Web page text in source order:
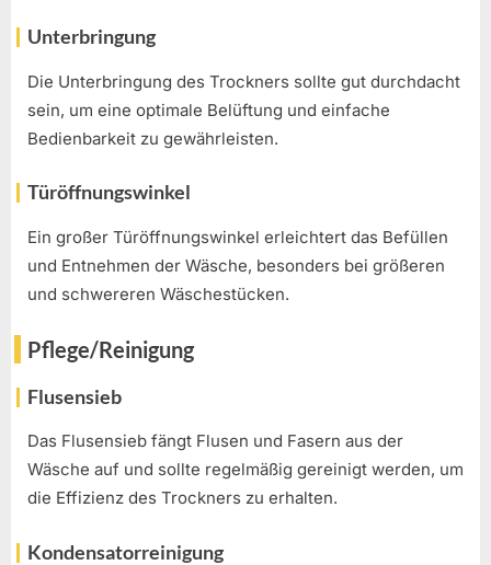
Unterbringung
Die Unterbringung des Trockners sollte gut durchdacht
sein, um eine optimale Belüftung und einfache
Bedienbarkeit zu gewährleisten.
Türöffnungswinkel
Ein großer Türöffnungswinkel erleichtert das Befüllen
und Entnehmen der Wäsche, besonders bei größeren
und schwereren Wäschestücken.
Pflege/Reinigung
Flusensieb
Das Flusensieb fängt Flusen und Fasern aus der
Wäsche auf und sollte regelmäßig gereinigt werden, um
die Effizienz des Trockners zu erhalten.
Kondensatorreinigung